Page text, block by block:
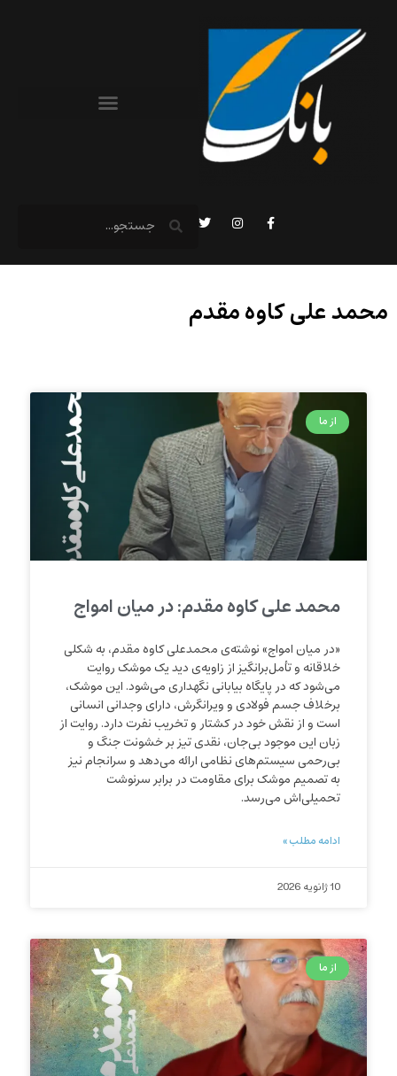
محمد علی کاوه مقدم
از ما
محمد علی کاوه مقدم: در میان امواج
«در میان امواج» نوشته‌ی محمدعلی کاوه مقدم، به شکلی
خلاقانه و تأمل‌برانگیز از زاویه‌ی دید یک موشک روایت
می‌شود که در پایگاه بیابانی نگهداری می‌شود. این موشک،
برخلاف جسم فولادی و ویرانگرش، دارای وجدانی انسانی
است و از نقش خود در کشتار و تخریب نفرت دارد. روایت از
زبان این موجود بی‌جان، نقدی تیز بر خشونت جنگ و
بی‌رحمی سیستم‌های نظامی ارائه می‌دهد و سرانجام نیز
به تصمیم موشک برای مقاومت در برابر سرنوشت
تحمیلی‌اش می‌رسد.
ادامه مطلب »
10 ژانویه 2026
از ما